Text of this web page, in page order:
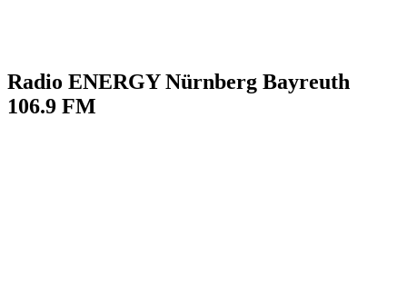
Radio ENERGY Nürnberg Bayreuth
106.9 FM